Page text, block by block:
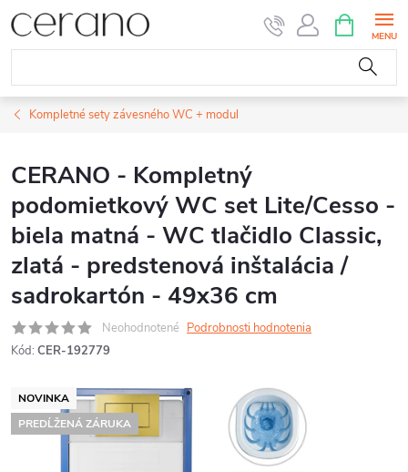
Prejsť
na
obsah
KOŠÍK
Kompletné sety závesného WC + modul
CERANO - Kompletný
podomietkový WC set Lite/Cesso -
biela matná - WC tlačidlo Classic,
zlatá - predstenová inštalácia /
sadrokartón - 49x36 cm
Neohodnotené Podrobnosti hodnotenia
Kód: CER-192779
NOVINKA
PREDĹŽENÁ ZÁRUKA